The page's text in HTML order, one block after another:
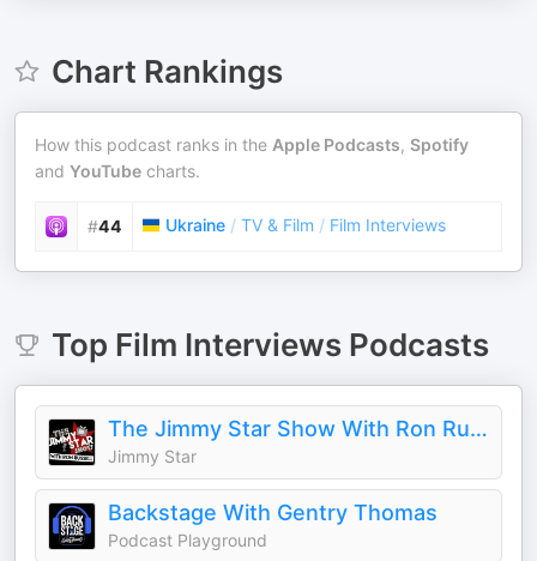
Chart Rankings
How this podcast ranks in the Apple Podcasts, Spotify
and YouTube charts.
#44 Ukraine / TV & Film / Film Interviews
Top Film InterviewsPodcasts
The Jimmy Star Show With Ron Russell
Jimmy Star
Backstage With Gentry Thomas
Podcast Playground